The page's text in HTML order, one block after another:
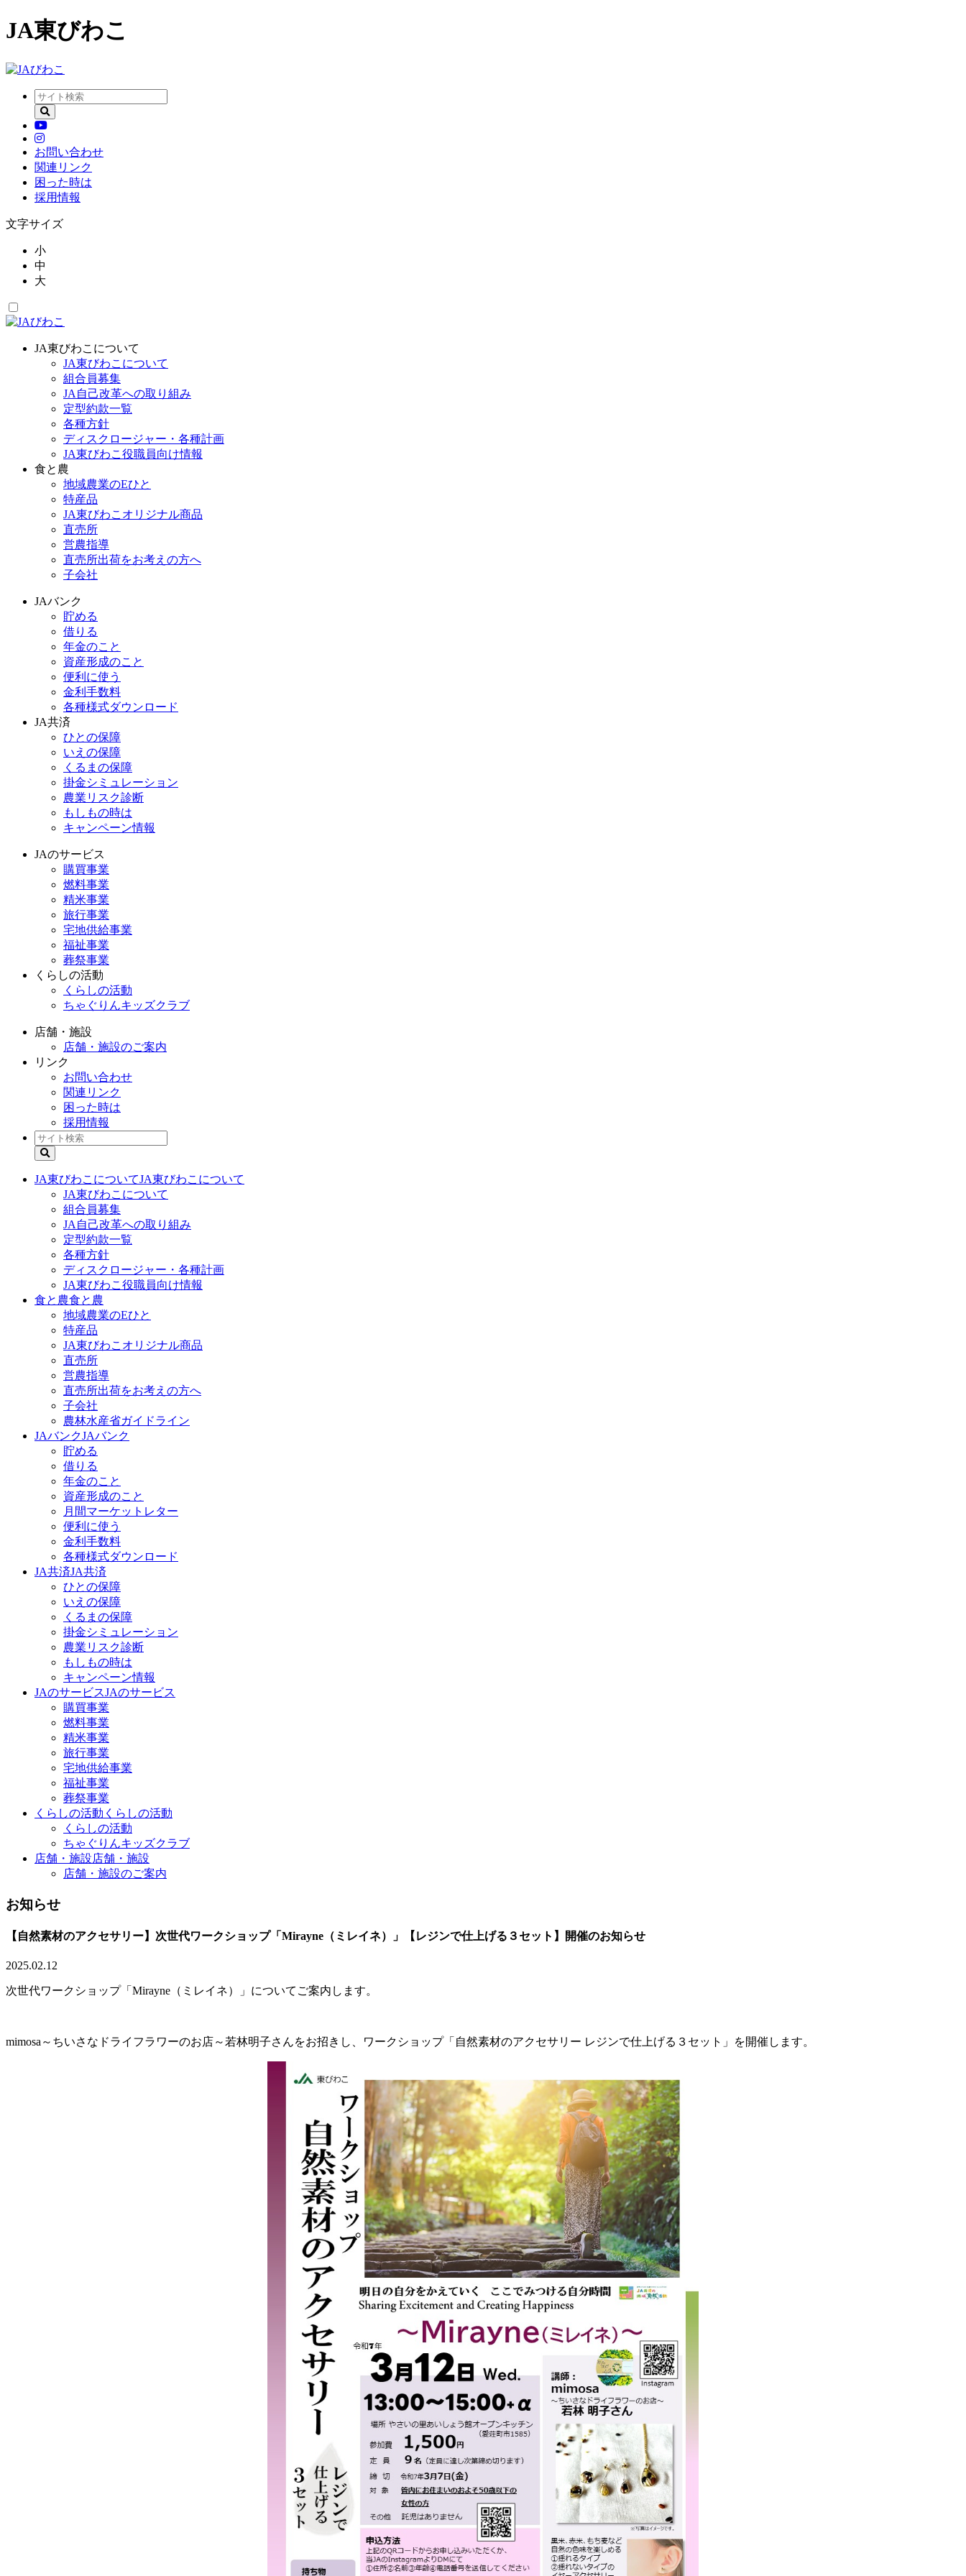
JA東びわこ
お問い合わせ
関連リンク
困った時は
採用情報
文字サイズ
小
中
大
JA東びわこについて
JA東びわこについて
組合員募集
JA自己改革への取り組み
定型約款一覧
各種方針
ディスクロージャー・各種計画
JA東びわこ役職員向け情報
食と農
地域農業のEひと
特産品
JA東びわこオリジナル商品
直売所
営農指導
直売所出荷をお考えの方へ
子会社
JAバンク
貯める
借りる
年金のこと
資産形成のこと
便利に使う
金利手数料
各種様式ダウンロード
JA共済
ひとの保障
いえの保障
くるまの保障
掛金シミュレーション
農業リスク診断
もしもの時は
キャンペーン情報
JAのサービス
購買事業
燃料事業
精米事業
旅行事業
宅地供給事業
福祉事業
葬祭事業
くらしの活動
くらしの活動
ちゃぐりんキッズクラブ
店舗・施設
店舗・施設のご案内
リンク
お問い合わせ
関連リンク
困った時は
採用情報
JA東びわこについてJA東びわこについて
JA東びわこについて
組合員募集
JA自己改革への取り組み
定型約款一覧
各種方針
ディスクロージャー・各種計画
JA東びわこ役職員向け情報
食と農食と農
地域農業のEひと
特産品
JA東びわこオリジナル商品
直売所
営農指導
直売所出荷をお考えの方へ
子会社
農林水産省ガイドライン
JAバンクJAバンク
貯める
借りる
年金のこと
資産形成のこと
月間マーケットレター
便利に使う
金利手数料
各種様式ダウンロード
JA共済JA共済
ひとの保障
いえの保障
くるまの保障
掛金シミュレーション
農業リスク診断
もしもの時は
キャンペーン情報
JAのサービスJAのサービス
購買事業
燃料事業
精米事業
旅行事業
宅地供給事業
福祉事業
葬祭事業
くらしの活動 くらしの活動
くらしの活動
ちゃぐりんキッズクラブ
店舗・施設店舗・施設
店舗・施設のご案内
お知らせ
【自然素材のアクセサリー】次世代ワークショップ「Mirayne（ミレイネ）」【レジンで仕上げる３セット】開催のお知らせ
2025.02.12
次世代ワークショップ「Mirayne（ミレイネ）」についてご案内します。
mimosa～ちいさなドライフラワーのお店～若林明子さんをお招きし、ワークショップ「自然素材のアクセサリー レジンで仕上げる３セット」を開催します。